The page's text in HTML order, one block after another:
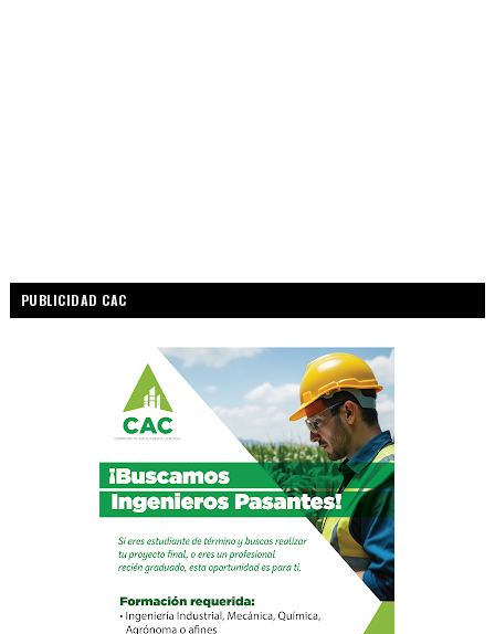
PUBLICIDAD CAC